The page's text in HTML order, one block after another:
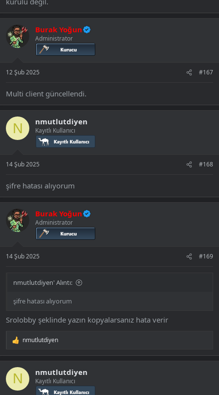
Burak Yoğun
Administrator
12 Şub 2025 #167
Multi client güncellendi.
N nmutlutdiyen
Kayıtlı Kullanıcı
14 Şub 2025 #168
şifre hatası alıyorum
Burak Yoğun
Administrator
14 Şub 2025 #169
nmutlutdiyen' Alıntı:
şifre hatası alıyorum
Srolobby şeklinde yazın kopyalarsanız hata verir
T
p
k
e
nmutlutdiyen
N nmutlutdiyen
Kayıtlı Kullanıcı